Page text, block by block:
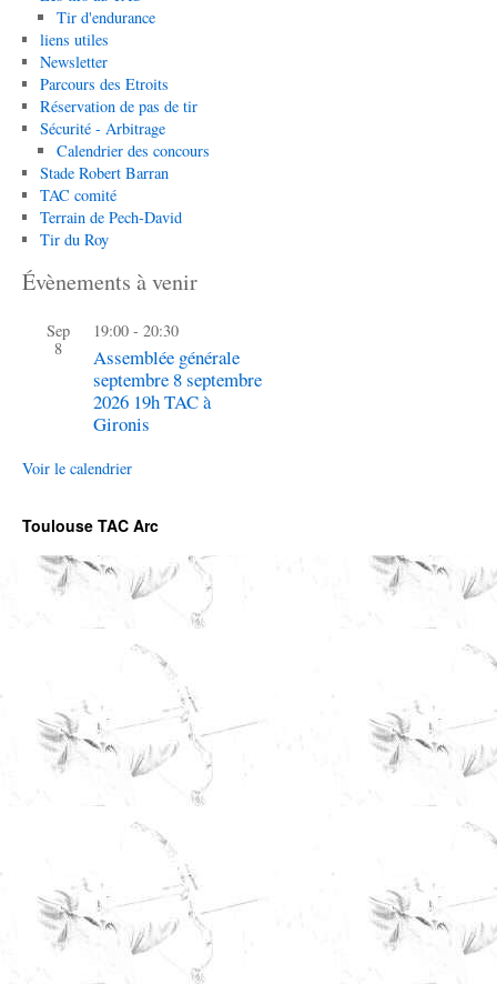
Tir d'endurance
liens utiles
Newsletter
Parcours des Etroits
Réservation de pas de tir
Sécurité - Arbitrage
Calendrier des concours
Stade Robert Barran
TAC comité
Terrain de Pech-David
Tir du Roy
Évènements à venir
Sep
8
19:00 - 20:30
Assemblée générale
septembre 8 septembre
2026 19h TAC à
Gironis
Voir le calendrier
Toulouse TAC Arc